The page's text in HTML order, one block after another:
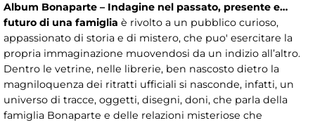
Album Bonaparte – Indagine nel passato, presente e…
futuro di una famiglia è rivolto a un pubblico curioso,
appassionato di storia e di mistero, che puo' esercitare la
propria immaginazione muovendosi da un indizio all’altro.
Dentro le vetrine, nelle librerie, ben nascosto dietro la
magniloquenza dei ritratti ufficiali si nasconde, infatti, un
universo di tracce, oggetti, disegni, doni, che parla della
famiglia Bonaparte e delle relazioni misteriose che